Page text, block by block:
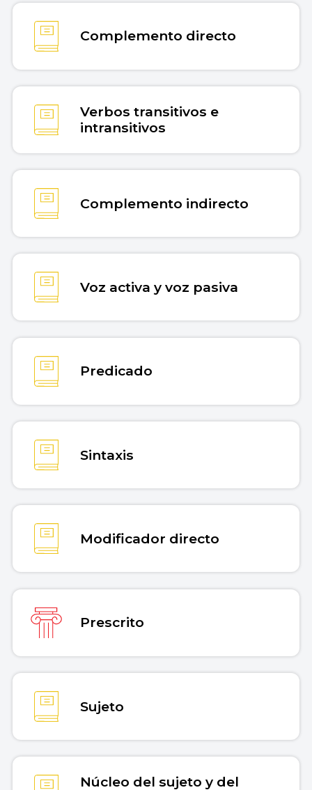
Complemento directo
Verbos transitivos e
intransitivos
Complemento indirecto
Voz activa y voz pasiva
Predicado
Sintaxis
Modificador directo
Prescrito
Sujeto
Núcleo del sujeto y del